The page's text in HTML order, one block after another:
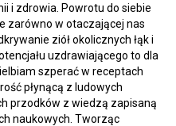
i zdrowia. Powrotu do siebie
zarówno w otaczającej nas
ziół okolicznych łąk i
uzdrawiającego to dla
szperać w receptach
płynącą z ludowych
przodków z wiedzą zapisaną
naukowych. Tworząc